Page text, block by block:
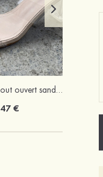
PU talons à bout ouvert sandales talon en cristal fête et soirée chaussures de mode
47 €